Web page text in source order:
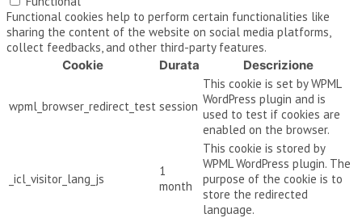
Functional cookies help to perform certain functionalities like
sharing the content of the website on social media platforms,
collect feedbacks, and other third-party features.
Cookie
Durata Descrizione
wpml_browser_redirect_test session
This cookie is set by WPML
WordPress plugin and is
used to test if cookies are
enabled on the browser.
_icl_visitor_lang_js
1
month
This cookie is stored by
WPML WordPress plugin. The
purpose of the cookie is to
store the redirected
language.